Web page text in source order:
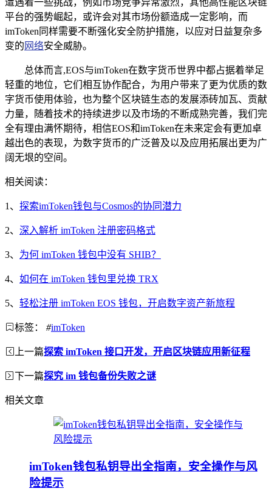
平台的强势崛起，或许会对其市场份额造成一定影响，而
imToken同样需要不断强化安全防护措施，以应对日益复杂多
变的 网络安全威胁。
总体而言,EOS与imToken在数字货币世界中都占据着举足
轻重的地位，它们相互协作配合，为用户带来了更为优质的数
字货币使用体验，也为整个区块链生态的发展添砖加瓦、贡献
力量，随着技术的持续进步以及市场的不断成熟完善，我们完
全有理由满怀期待，相信EOS和imToken在未来定会有更加卓
越出色的表现，为数字货币的广泛普及以及应用拓展出更为广
阔无垠的空间。
相关阅读：
1、 探索imToken钱包与Cosmos的协同潜力
2、 深入解析 imToken 注册密码格式
3、 为何 imToken 钱包中没有 SHIB？
4、 如何在 imToken 钱包里兑换 TRX
5、 轻松注册 imToken EOS 钱包，开启数字资产新旅程
标签： #imToken
上一篇探索 imToken 接口开发，开启区块链应用新征程
下一篇探究 im 钱包备份失败之谜
相关文章
imToken钱包私钥导出全指南，安全操作与风
险提示